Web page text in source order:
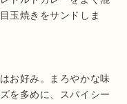
玉焼きをサンドしま
お好み。まろやかな味
を多めに、スパイシー